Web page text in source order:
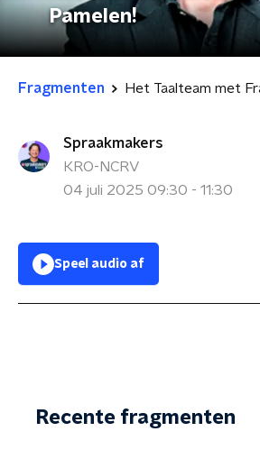
Pamelen!
Fragmenten Het Taalteam met
Spraakmakers
KRO-NCRV
04 juli 2025 09:30 - 11:30
Speel audio af
Recente fragmenten